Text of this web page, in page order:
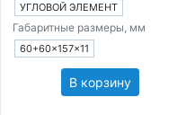
УГЛОВОЙ ЭЛЕМЕНТ
Габаритные размеры, мм
60+60×157×11
В корзину